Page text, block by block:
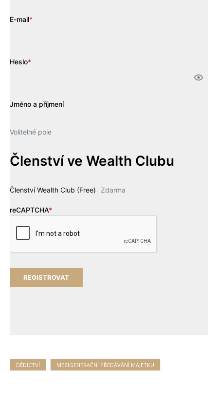
E-mail*
Heslo*
Jméno a příjmení
Volitelné pole
Členství ve Wealth Clubu
Členství Wealth Club (Free) Zdarma
reCAPTCHA*
DĚDICTVÍ MEZIGENERAČNÍ PŘEDÁVÁNÍ MAJETKU